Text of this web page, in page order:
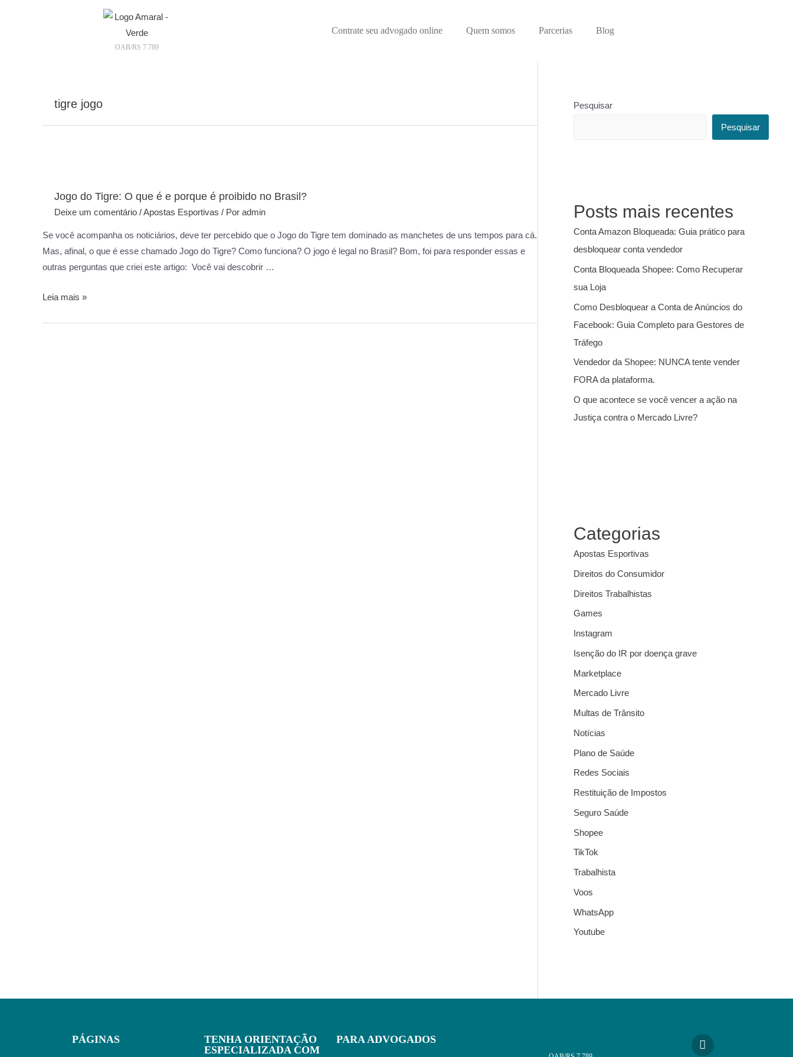
OAB/RS 7.789
Contrate seu advogado online Quem somos Parcerias Blog
tigre jogo
Jogo do Tigre: O que é e porque é proibido no Brasil?
Deixe um comentário /Apostas Esportivas / Por admin
Se você acompanha os noticiários, deve ter percebido que o Jogo do Tigre tem dominado as manchetes de uns tempos para cá.
Mas, afinal, o que é esse chamado Jogo do Tigre? Como funciona? O jogo é legal no Brasil? Bom, foi para responder essas e
outras perguntas que criei este artigo: Você vai descobrir …
Leia mais »
Pesquisar
Pesquisar
Posts mais recentes
Conta Amazon Bloqueada: Guia prático para
desbloquear conta vendedor
Conta Bloqueada Shopee: Como Recuperar
sua Loja
Como Desbloquear a Conta de Anúncios do
Facebook: Guia Completo para Gestores de
Tráfego
Vendedor da Shopee: NUNCA tente vender
FORA da plataforma.
O que acontece se você vencer a ação na
Justiça contra o Mercado Livre?
Categorias
Apostas Esportivas
Direitos do Consumidor
Direitos Trabalhistas
Games
Instagram
Isenção do IR por doença grave
Marketplace
Mercado Livre
Multas de Trânsito
Notícias
Plano de Saúde
Redes Sociais
Restituição de Impostos
Seguro Saúde
Shopee
TikTok
Trabalhista
Voos
WhatsApp
Youtube
PÁGINAS
TENHA ORIENTAÇÃO
ESPECIALIZADA COM
PARA ADVOGADOS